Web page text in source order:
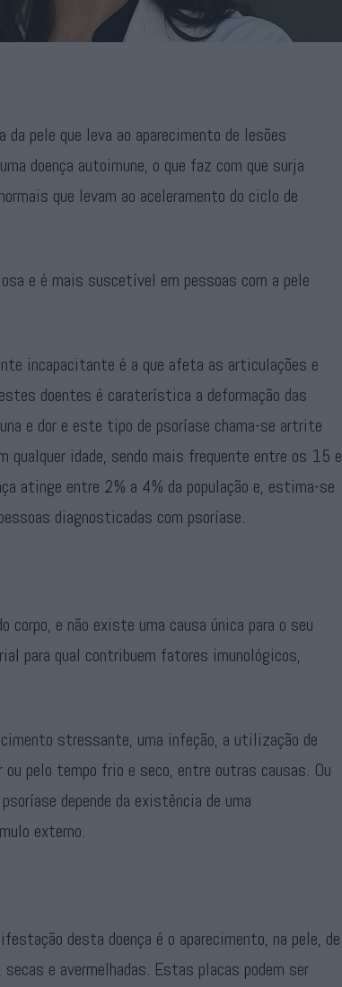
pele que leva ao aparecimento de lesões
doença autoimune, o que faz com que surja
que levam ao aceleramento do ciclo de
e é mais suscetível em pessoas com a pele
incapacitante é a que afeta as articulações e
doentes é caraterística a deformação das
e dor e este tipo de psoríase chama-se artrite
qualquer idade, sendo mais frequente entre os 15 e
atinge entre 2% a 4% da população e, estima-se
diagnosticadas com psoríase.
corpo, e não existe uma causa única para o seu
para qual contribuem fatores imunológicos,
stressante, uma infeção, a utilização de
pelo tempo frio e seco, entre outras causas. Ou
depende da existência de uma
externo.
desta doença é o aparecimento, na pele, de
e avermelhadas. Estas placas podem ser